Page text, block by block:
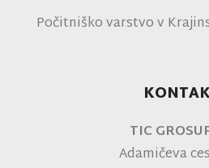
Počitniško varstvo v
TIC
Adamičeva